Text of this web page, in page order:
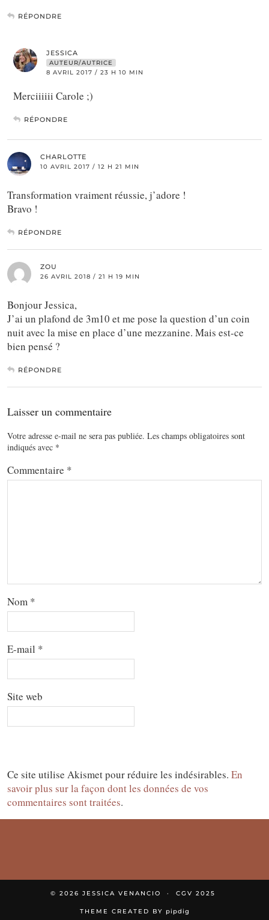
RÉPONDRE
JESSICA
AUTEUR/AUTRICE
8 AVRIL 2017 / 23 H 10 MIN
Merciiiiii Carole ;)
RÉPONDRE
CHARLOTTE
10 AVRIL 2017 / 12 H 21 MIN
Transformation vraiment réussie, j’adore !
Bravo !
RÉPONDRE
ZOU
26 AVRIL 2018 / 21 H 19 MIN
Bonjour Jessica,
J’ai un plafond de 3m10 et me pose la question d’un coin
nuit avec la mise en place d’une mezzanine. Mais est-ce
bien pensé ?
RÉPONDRE
Laisser un commentaire
Votre adresse e-mail ne sera pas publiée. Les champs obligatoires sont
indiqués avec *
Commentaire *
Nom *
E-mail *
Site web
Ce site utilise Akismet pour réduire les indésirables. En
savoir plus sur la façon dont les données de vos
commentaires sont traitées.
© 2026 JESSICA VENANCIO CGV 2025
THEME CREATED BY pipdig